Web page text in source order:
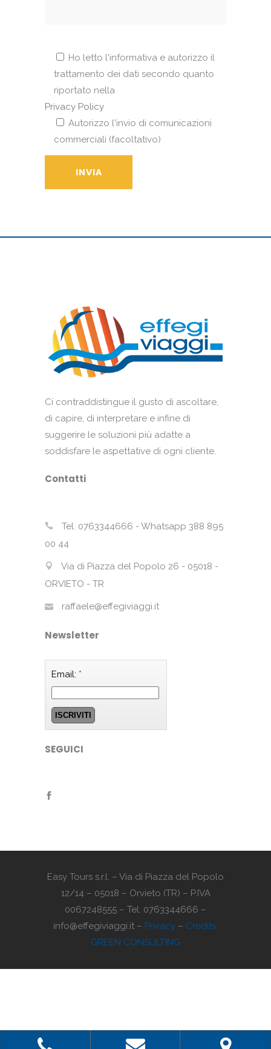
Ho letto l'informativa e autorizzo il
trattamento dei dati secondo quanto
riportato nella
Privacy Policy
Autorizzo l'invio di comunicazioni
commerciali (facoltativo)
Ci contraddistingue il gusto di ascoltare,
di capire, di interpretare e infine di
suggerire le soluzioni più adatte a
soddisfare le aspettative di ogni cliente.
Contatti
Tel. 0763344666 - Whatsapp 388 895
00 44
Via di Piazza del Popolo 26 - 05018 -
ORVIETO - TR
raffaele@effegiviaggi.it
Newsletter
Email: *
SEGUICI
Easy Tours s.r.l. – Via di Piazza del Popolo
12/14 – 05018 – Orvieto (TR) – P.IVA
0067248555 – Tel. 0763344666 –
info@effegiviaggi.it – Privacy – Credits:
GREEN CONSULTING